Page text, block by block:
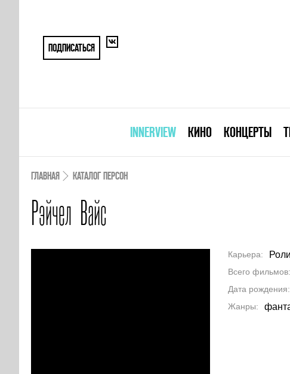
ПОДПИСАТЬСЯ
INNERVIEW КИНО КОНЦЕРТЫ
ГЛАВНАЯ КАТАЛОГ ПЕРСОН
Рэйчел Вайс
Карьера Роли
Всего фильмов
Дата рождения
Жанры